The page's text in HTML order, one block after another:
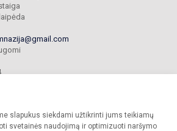
slapukus siekdami užtikrinti jums teikiamų
svetainės naudojimą ir optimizuoti naršymo
progimnazija. Visos teisės saugomos.
gimnazijos sutikimo griežtai draudžiama.